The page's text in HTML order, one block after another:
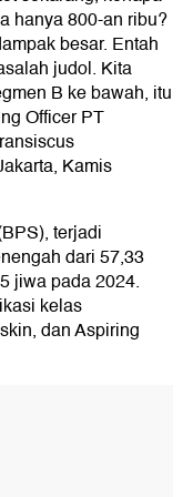
hanya 800-an ribu?
besar. Entah
judol. Kita
B ke bawah, itu
Officer PT
Kamis
terjadi
dari 57,33
jiwa pada 2024.
kelas
dan Aspiring